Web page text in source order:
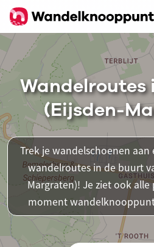
Wandelroutes
(Eijsden-
Trek je wandelschoenen
wandelroutes in de buurt
Margraten)! Je ziet ook
moment